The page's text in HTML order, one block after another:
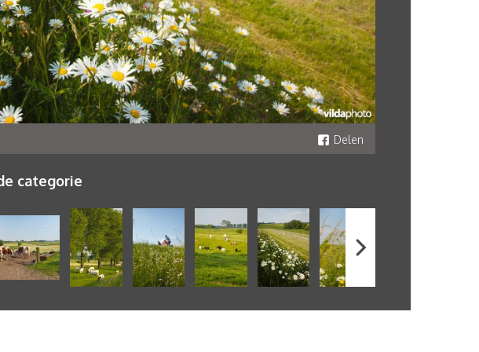
Delen
categorie